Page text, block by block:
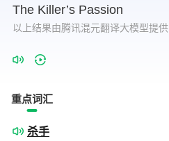
The Killer’s Passion
以上结果由腾讯混元翻译大模型提供
重点词汇
杀手